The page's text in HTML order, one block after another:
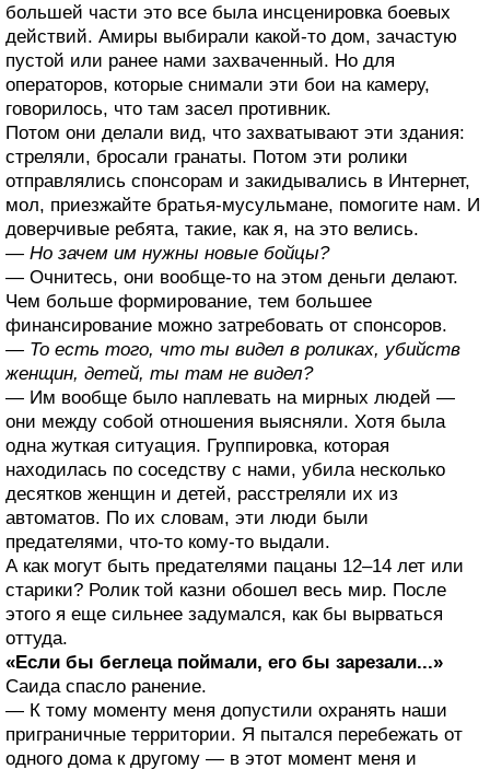
большей части это все была инсценировка боевых
действий. Амиры выбирали какой-то дом, зачастую
пустой или ранее нами захваченный. Но для
операторов, которые снимали эти бои на камеру,
говорилось, что там засел противник.
Потом они делали вид, что захватывают эти здания:
стреляли, бросали гранаты. Потом эти ролики
отправлялись спонсорам и закидывались в Интернет,
мол, приезжайте братья-мусульмане, помогите нам. И
доверчивые ребята, такие, как я, на это велись.
— Но зачем им нужны новые бойцы?
— Очнитесь, они вообще-то на этом деньги делают.
Чем больше формирование, тем большее
финансирование можно затребовать от спонсоров.
— То есть того, что ты видел в роликах, убийств
женщин, детей, ты там не видел?
— Им вообще было наплевать на мирных людей —
они между собой отношения выясняли. Хотя была
одна жуткая ситуация. Группировка, которая
находилась по соседству с нами, убила несколько
десятков женщин и детей, расстреляли их из
автоматов. По их словам, эти люди были
предателями, что-то кому-то выдали.
А как могут быть предателями пацаны 12–14 лет или
старики? Ролик той казни обошел весь мир. После
этого я еще сильнее задумался, как бы вырваться
оттуда.
«Если бы беглеца поймали, его бы зарезали...»
Саида спасло ранение.
— К тому моменту меня допустили охранять наши
приграничные территории. Я пытался перебежать от
одного дома к другому — в этот момент меня и